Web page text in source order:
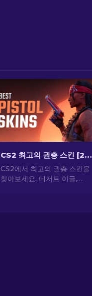
CS2 최고의 권총 스킨 [2026]
CS2에서 최고의 권총 스킨을
찾아보세요. 데저트 이글,